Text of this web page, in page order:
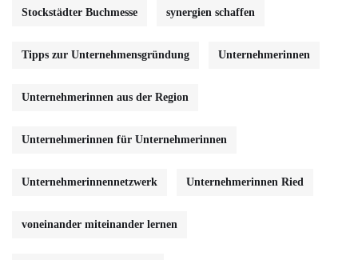
Stockstädter Buchmesse synergien schaffen
Tipps zur Unternehmensgründung Unternehmerinnen
Unternehmerinnen aus der Region
Unternehmerinnen für Unternehmerinnen
Unternehmerinnennetzwerk Unternehmerinnen Ried
voneinander miteinander lernen